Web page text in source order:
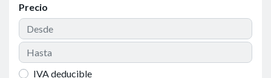
Precio
IVA deducible